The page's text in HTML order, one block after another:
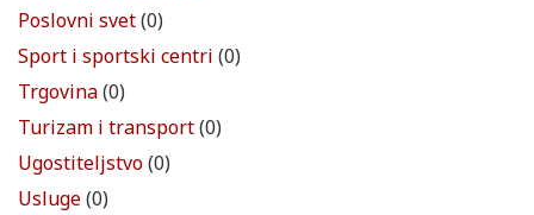
Poslovni svet(0)
Sport i sportski centri (0)
Trgovina(0)
Turizam i transport(0)
Ugostiteljstvo(0)
Usluge(0)